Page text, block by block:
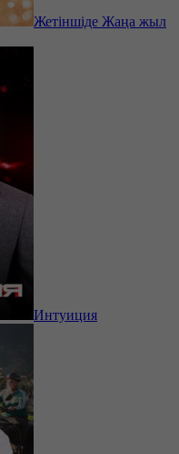
Жетіншіде Жаңа жыл
Интуиция